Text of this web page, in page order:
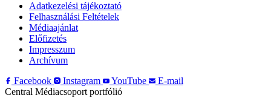
Adatkezelési tájékoztató
Felhasználási Feltételek
Médiaajánlat
Előfizetés
Impresszum
Archívum
Facebook
Instagram YouTube
E-mail
Central Médiacsoport portfólió